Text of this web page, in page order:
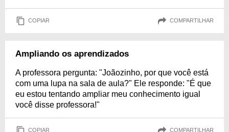
COPIAR COMPARTILHAR
Ampliando os aprendizados
A professora pergunta: "Joãozinho, por que você está
com uma lupa na sala de aula?" Ele responde: "É que
eu estou tentando ampliar meu conhecimento igual
você disse professora!"
COPIAR COMPARTILHAR